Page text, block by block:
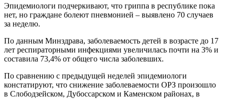
Эпидемиологи подчеркивают, что гриппа в республике пока
нет, но граждане болеют пневмонией – выявлено 70 случаев
за неделю.
По данным Минздрава, заболеваемость детей в возрасте до 17
лет респираторными инфекциями увеличилась почти на 3% и
составила 73,4% от общего числа заболевших.
По сравнению с предыдущей неделей эпидемиологи
констатируют, что снижение заболеваемости ОРЗ произошло
в Слободзейском, Дубоссарском и Каменском районах, в